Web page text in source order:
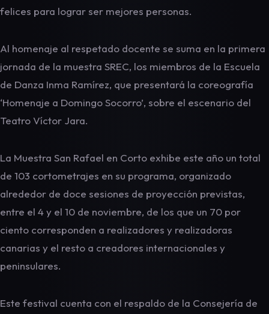
felices para lograr ser mejores personas.
Al homenaje al respetado docente se suma en la primera
jornada de la muestra SREC, los miembros de la Escuela
de Danza Inma Ramírez, que presentará la coreografía
‘Homenaje a Domingo Socorro’, sobre el escenario del
Teatro Víctor Jara.
La Muestra San Rafael en Corto exhibe este año un total
de 103 cortometrajes en su programa, organizado
alrededor de doce sesiones de proyección previstas,
entre el 4 y el 10 de noviembre, de los que un 70 por
ciento corresponden a realizadores y realizadoras
canarias y el resto a creadores internacionales y
peninsulares.
Este festival cuenta con el respaldo de la Consejería de